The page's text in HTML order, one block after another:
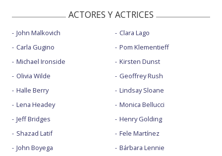
ACTORES Y ACTRICES
John Malkovich
Carla Gugino
Michael Ironside
Olivia Wilde
Halle Berry
Lena Headey
Jeff Bridges
Shazad Latif
John Boyega
Clara Lago
Pom Klementieff
Kirsten Dunst
Geoffrey Rush
Lindsay Sloane
Monica Bellucci
Henry Golding
Fele Martínez
Bárbara Lennie